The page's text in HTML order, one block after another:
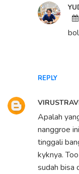
REPLY
Apalah
nanggroe
tinggali
kyknya.
sudah bisa